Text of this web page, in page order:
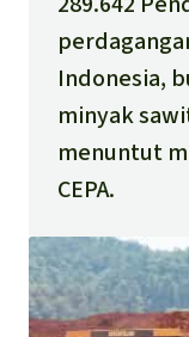
Indonesia,
minyak
menuntut
CEPA.